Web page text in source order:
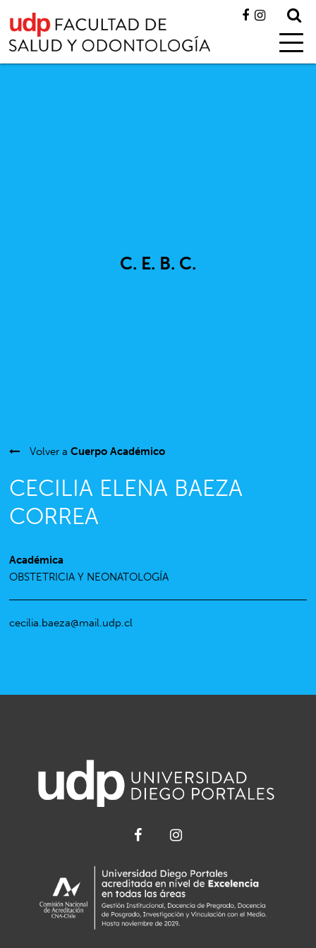
C. E. B. C.
Volver aCuerpo Académico
CECILIA ELENA BAEZA
CORREA
Académica
OBSTETRICIA Y NEONATOLOGÍA
cecilia.baeza@mail.udp.cl